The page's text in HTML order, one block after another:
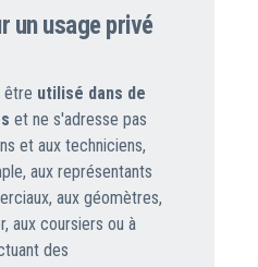
un usage privé
être utilisé dans de
et ne s'adresse pas
et aux techniciens,
aux représentants
aux géomètres,
aux coursiers ou à
des